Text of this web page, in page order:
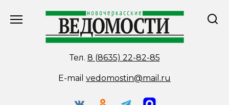
Тел. 8 (8635) 22-82-85
E-mail vedomostin@mail.ru